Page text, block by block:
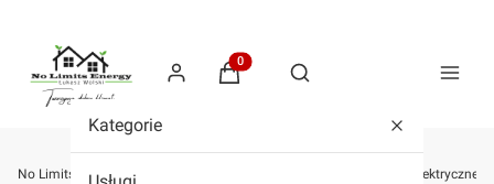
Produkty w koszyku: 0. Zobacz
Otwórz wyszukiwarkę
Kategorie
No Limits Energy - Sklep z kotłami na pellet, drewno, zgazowujące, elektryczne,